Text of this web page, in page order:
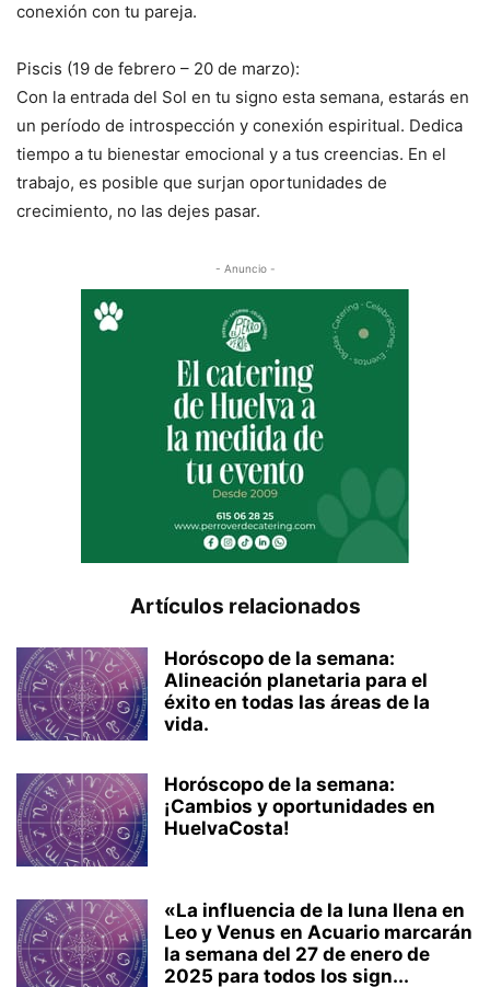
conexión con tu pareja.
Piscis (19 de febrero – 20 de marzo):
Con la entrada del Sol en tu signo esta semana, estarás en
un período de introspección y conexión espiritual. Dedica
tiempo a tu bienestar emocional y a tus creencias. En el
trabajo, es posible que surjan oportunidades de
crecimiento, no las dejes pasar.
- Anuncio -
Artículos relacionados
Horóscopo de la semana:
Alineación planetaria para el
éxito en todas las áreas de la
vida.
Horóscopo de la semana:
¡Cambios y oportunidades en
HuelvaCosta!
«La influencia de la luna llena en
Leo y Venus en Acuario marcarán
la semana del 27 de enero de
2025 para todos los sign...